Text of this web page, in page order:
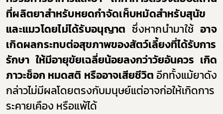
ที่ผลิตยาสำหรับหยดกำจัดเห็บหมัดสำหรับสุนัข
และแมวโดยไม่ได้รับอนุญาต ซึ่งหากนำมาใช้อาจ
เกิดผลกระทบต่อสุขภาพของสัตว์เลี้ยงที่ได้รับการ
รักษา ให้มีอายุขัยเฉลี่ยน้อยลงกว่าวัยอันควร เกิด
ภาวะช็อก หมดสติ หรืออาจเสียชีวิต อีกทั้งแม้ยาดัง
กล่าวไม่มีผลโดยตรงกับมนุษย์แต่อาจก่อให้เกิดการ
ระคายเคือง หรือแพ้ได้